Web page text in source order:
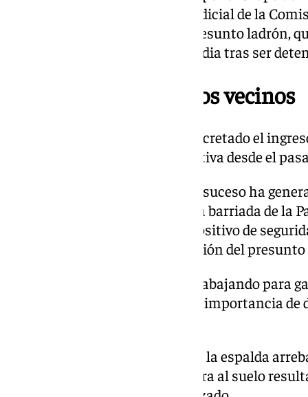
Brigada Provincial de Policía Judicial de la
propició la identificación del presunto ladrón,
Juzgado de Instrucción de Guardia tras ser
Preocupación entre los vecinos
Como medida cautelar, se ha decretado el
individuo, haciéndose esta efectiva desde el
La Policía ha señalado que este suceso ha
los vecinos y comerciantes de la barriada de la
ha desplegado «un amplio dispositivo de
éxito», al lograr la rápida detención del
La Policía Nacional continúa trabajando para
y ha recordado a la población la importancia
El agresor abordó a la mujer por la espalda
provocando que la víctima cayera al suelo